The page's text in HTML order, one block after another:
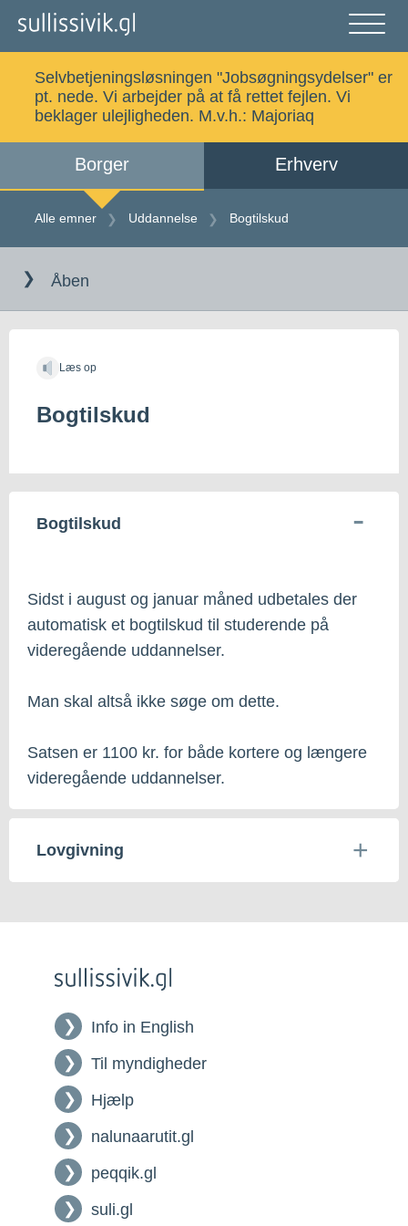
luk
Alle emner Selvbetjening
Kalaallisut
Selvbetjeningsløsningen "Jobsøgningsydelser" er
pt. nede. Vi arbejder på at få rettet fejlen. Vi
beklager ulejligheden. M.v.h.: Majoriaq
Borger Erhverv
Alle emner Uddannelse Bogtilskud
indholdet
Åben
Læs op
Bogtilskud
Bogtilskud
Sidst i august og januar måned udbetales der
automatisk et bogtilskud til studerende på
videregående uddannelser.
Man skal altså ikke søge om dette.
Satsen er 1100 kr. for både kortere og længere
videregående uddannelser.
Lovgivning
Info in English
Til myndigheder
Hjælp
nalunaarutit.gl
peqqik.gl
suli.gl